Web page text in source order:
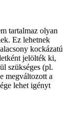
tartalmaz olyan
Ez lehetnek
kockázatú
jelölték ki,
szükséges (pl.
megváltozott a
lehet igényt